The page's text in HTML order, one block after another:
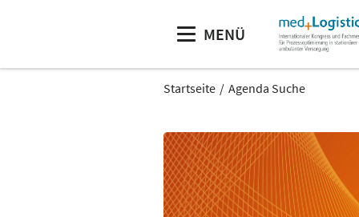
MENÜ
Startseite Agenda Suche